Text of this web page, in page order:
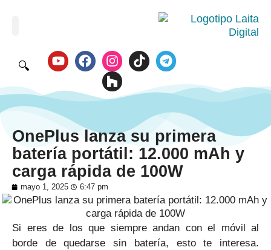
🔍
OnePlus lanza su primera
batería portátil: 12.000 mAh y
carga rápida de 100W
mayo 1, 2025 6:47 pm
Si eres de los que siempre andan con el móvil al
borde de quedarse sin batería, esto te interesa.